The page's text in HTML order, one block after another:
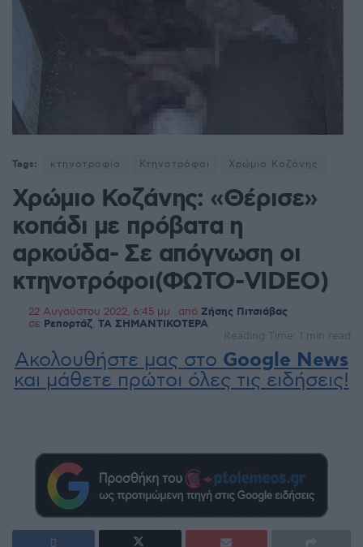
Tags: κτηνοτροφία Κτηνοτρόφοι Χρώμιο Κοζάνης
Χρώμιο Κοζάνης: «Θέρισε»
κοπάδι με πρόβατα η
αρκούδα- Σε απόγνωση οι
κτηνοτρόφοι(ΦΩΤΟ-VIDEO)
22 Αυγούστου 2022, 6:45 μμ από Ζήσης Πιτσιάβας
σε Ρεπορτάζ ΤΑ ΣΗΜΑΝΤΙΚΟΤΕΡΑ
Reading Time: 1 min read
Ακολουθήστε μας στο Google News
και μάθετε πρώτοι όλες τις ειδήσεις!